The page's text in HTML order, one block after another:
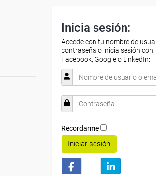
Inicia sesión:
Accede con tu nombre de
contraseña o inicia sesión con
Facebook, Google o LinkedIn:
Recordarme
Iniciar sesión